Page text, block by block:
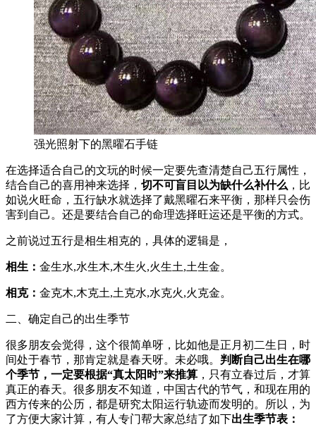
强光照射下的黑曜石手链
在选择适合自己的文玩的时候一定要先查清楚自己五行属性，
结合自己的喜用神来选择， 切不可盲目以为缺什么补什么 ，比
如说火旺命，五行缺水就选择了戴黑曜石来平衡，那样只会伤
害到自己。还是要结合自己的命理选择旺运还是平衡的方式。
之前说过五行是相生相克的，具体的逻辑是，
相生： 金生水,水生木,木生火,火生土,土生金。
相克： 金克木,木克土,土克水,水克火,火克金。
二、确定自己的出生季节
很多朋友会觉得，这个很简单呀，比如他是正月初二生日，时
间处于春节，那肯定就是春天呀。未必哦。 判断自己出生在哪
个季节，一定要根据“真太阳时”来推算 ，只有立春过后，才算
真正的春天。很多朋友不知道，中国古代的节气，和现在用的
西方传来的公历，都是研究太阳运行轨迹而发明的。所以，为
了方便大家计算，有人专门帮大家总结了如下出生季节表：